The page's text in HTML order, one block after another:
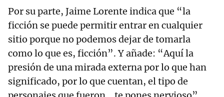
Por su parte, Jaime Lorente indica que “la
ficción se puede permitir entrar en cualquier
sitio porque no podemos dejar de tomarla
como lo que es, ficción”. Y añade: “Aquí la
presión de una mirada externa por lo que han
significado, por lo que cuentan, el tipo de